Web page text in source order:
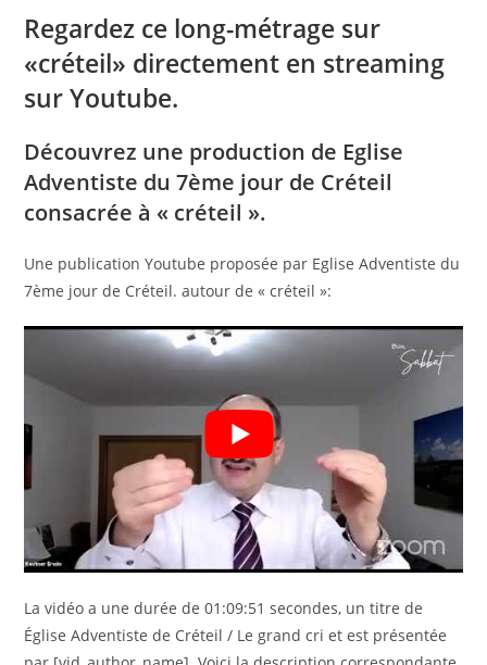
Regardez ce long-métrage sur
«créteil» directement en streaming
sur Youtube.
Découvrez une production de Eglise
Adventiste du 7ème jour de Créteil
consacrée à « créteil ».
Une publication Youtube proposée par Eglise Adventiste du
7ème jour de Créteil. autour de « créteil »:
La vidéo a une durée de 01:09:51 secondes, un titre de
Église Adventiste de Créteil / Le grand cri et est présentée